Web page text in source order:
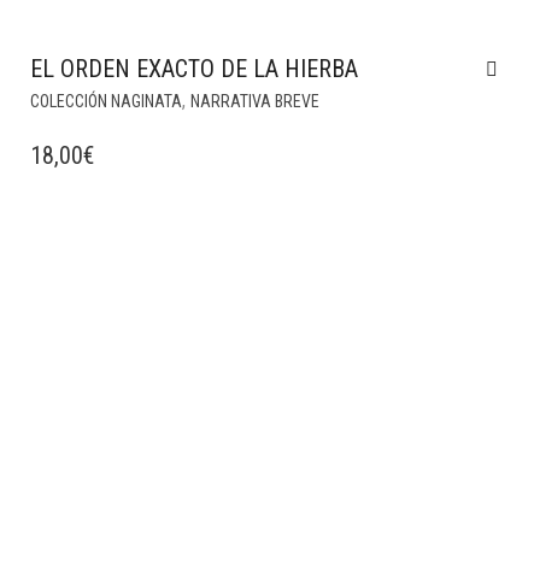
EL ORDEN EXACTO DE LA HIERBA
COLECCIÓN NAGINATA, NARRATIVA BREVE
18,00€